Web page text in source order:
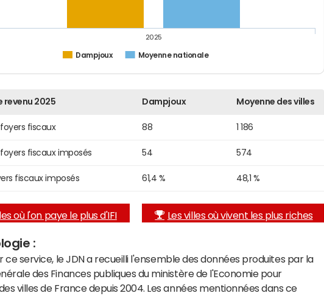
Dampjoux Moyenne nationale
2025
revenu 2025 Dampjoux Moyenne des villes
fiscaux 88 1 186
fiscaux imposés 54 574
fiscaux imposés 61,4 % 48,1 %
où l'on paye le plus d'IFI Les villes où vivent les plus riches
:
ce service, le JDN a recueilli l'ensemble des données produites par la
des Finances publiques du ministère de l'Economie pour
villes de France depuis 2004. Les années mentionnées dans ce